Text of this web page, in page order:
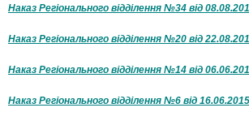
Наказ Регіонального відділення №34 від
Наказ Регіонального відділення №20 від
Наказ Регіонального відділення №14 від
Наказ Регіонального відділення №6 від 16.06.2015